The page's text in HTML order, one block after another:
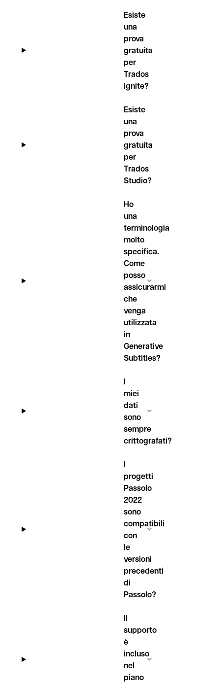
Esiste
una
prova
gratuita
per
Trados
Ignite?
Esiste
una
prova
gratuita
per
Trados
Studio?
Ho
una
terminologia
molto
specifica.
Come
posso
assicurarmi
che
venga
utilizzata
in
Generative
Subtitles?
I
miei
dati
sono
sempre
crittografati?
I
progetti
Passolo
2022
sono
compatibili
con
le
versioni
precedenti
di
Passolo?
Il
supporto
è
incluso
nel
piano